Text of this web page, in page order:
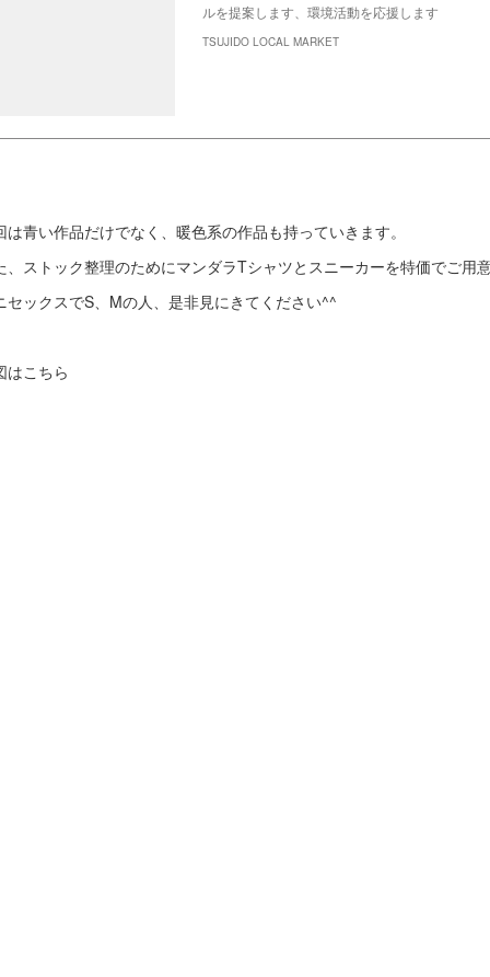
ルを提案します、環境活動を応援します
TSUJIDO LOCAL MARKET
は青い作品だけでなく、暖色系の作品も持っていきます。
、ストック整理のためにマンダラTシャツとスニーカーを特価でご用
セックスでS、Mの人、是非見にきてください^^
はこちら